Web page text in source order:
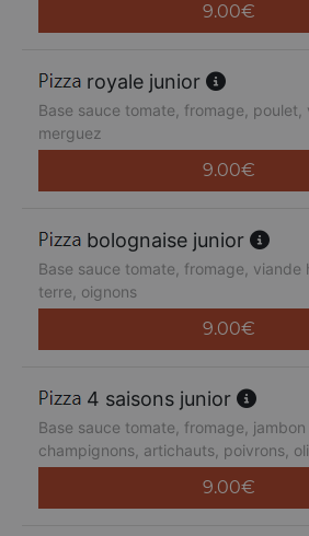
9.00€
royale junior
Base sauce tomate, fromage, poulet,
merguez
9.00€
bolognaise junior
Base sauce tomate, fromage, viande
terre, oignons
9.00€
4 saisons junior
Base sauce tomate, fromage, jambon
champignons, artichauts, poivrons,
9.00€